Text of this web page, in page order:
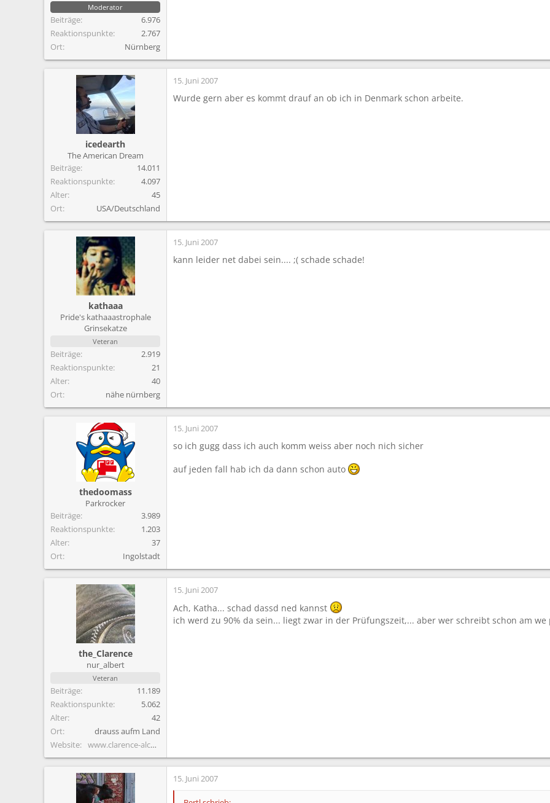
Moderator
Beiträge
6.976
Reaktionspunkte
2.767
Ort
Nürnberg
icedearth
The American Dream
Beiträge
14.011
Reaktionspunkte
4.097
Alter
45
Ort
USA/Deutschland
15. Juni 2007
Wurde gern aber es kommt drauf an ob ich in Denmark schon arbeite.
kathaaa
Pride's kathaaastrophale
Grinsekatze
Veteran
Beiträge
2.919
Reaktionspunkte
21
Alter
40
Ort
nähe nürnberg
15. Juni 2007
kann leider net dabei sein.... ;( schade schade!
thedoomass
Parkrocker
Beiträge
3.989
Reaktionspunkte
1.203
Alter
37
Ort
Ingolstadt
15. Juni 2007
so ich gugg dass ich auch komm weiss aber noch nich sicher
auf jeden fall hab ich da dann schon auto
the_Clarence
nur_albert
Veteran
Beiträge
11.189
Reaktionspunkte
5.062
Alter
42
Ort
drauss aufm Land
Website
www.clarence-alcoholics.de.vu
15. Juni 2007
Ach, Katha... schad dassd ned kannst
ich werd zu 90% da sein... liegt zwar in der Prüfungszeit,... aber wer schreibt schon am
15. Juni 2007